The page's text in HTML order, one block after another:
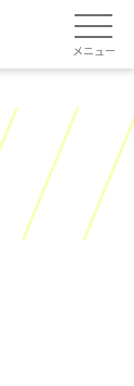
メニュー